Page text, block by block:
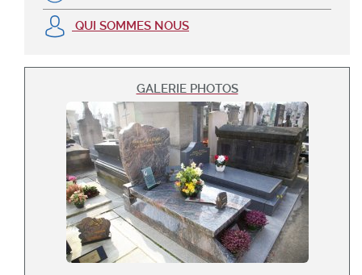
QUI SOMMES NOUS
GALERIE PHOTOS